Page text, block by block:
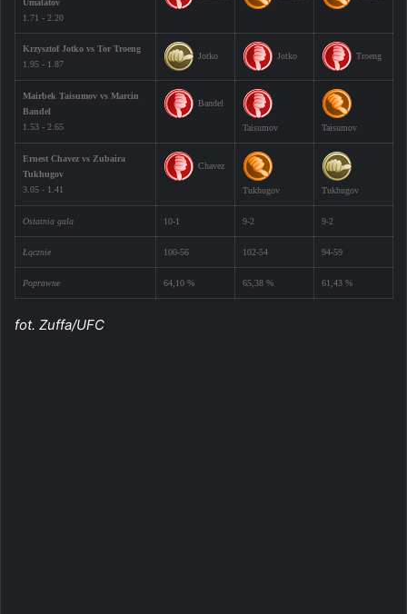
Umalatov
1.71 - 2.20
Krzysztof Jotko vs Tor Troeng
1.95 - 1.87
Jotko Jotko Troeng
Mairbek Taisumov vs Marcin
Bandel
1.53 - 2.65
Bandel
Taisumov Taisumov
Ernest Chavez vs Zubaira
Tukhugov
3.05 - 1.41
Chavez
Tukhugov Tukhugov
Ostatnia gala 10-1 9-2 9-2
Łącznie 100-56 102-54 94-59
Poprawne 64,10 % 65,38 % 61,43 %
fot. Zuffa/UFC